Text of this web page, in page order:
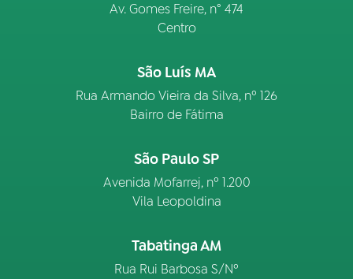
Av. Gomes Freire, n° 474
Centro
São Luís MA
Rua Armando Vieira da Silva, nº 126
Bairro de Fátima
São Paulo SP
Avenida Mofarrej, nº 1.200
Vila Leopoldina
Tabatinga AM
Rua Rui Barbosa S/Nº